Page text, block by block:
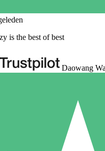
is the best of best
Daowang